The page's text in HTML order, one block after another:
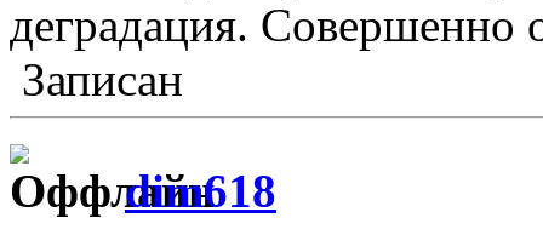
деградация. Совершенно
Записан
dim618